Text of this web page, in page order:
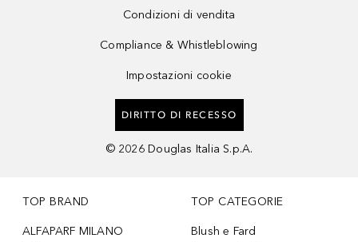
Condizioni di vendita
Compliance & Whistleblowing
Impostazioni cookie
DIRITTO DI RECESSO
© 2026 Douglas Italia S.p.A.
TOP BRAND
ALFAPARF MILANO
TOP CATEGORIE
Blush e Fard